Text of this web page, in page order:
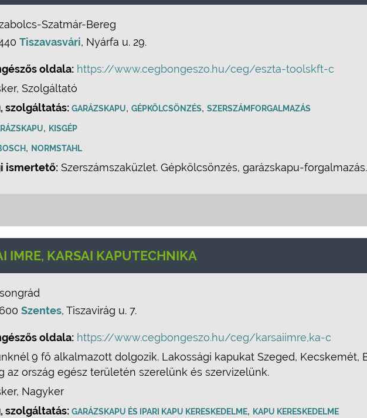
Szatmár-Bereg
Tiszavasvári, Nyárfa u. 29.
oldala: https://www.cegbongeszo.hu/ceg/eszta-toolskft-c
Szolgáltató
szolgáltatás: GARÁZSKAPU, GÉPKÖLCSÖNZÉS, SZERSZÁMFORGALMAZÁS
, KISGÉP
, NORMSTAHL
ismertető: Szerszámszaküzlet. Gépkölcsönzés, garázskapu-forgalmazás.
IMRE, KARSAI KAPUTECHNIKA
Szentes, Tiszavirág u. 7.
oldala: https://www.cegbongeszo.hu/ceg/karsaiimre,ka-c
9 fő alkalmazott dolgozik. Lakossági kapukat Szeged, Kecskemét,
az ország egész területén szerelünk és szervizelünk.
Nagyker
szolgáltatás: GARÁZSKAPU ÉS IPARI KAPU KERESKEDELME, KAPU KERESKEDELME